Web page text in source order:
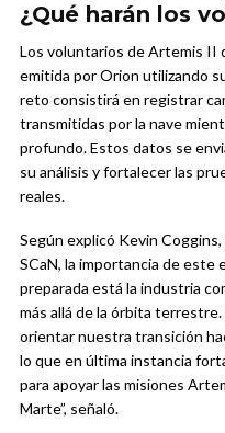
¿Qué harán los
Los voluntarios de Artemis II
emitida por Orion utilizando
reto consistirá en registrar
transmitidas por la nave
profundo. Estos datos se
su análisis y fortalecer las
reales.
Según explicó Kevin
SCaN, la importancia de este
preparada está la industria
más allá de la órbita
orientar nuestra transición
lo que en última instancia
para apoyar las misiones
Marte”, señaló.